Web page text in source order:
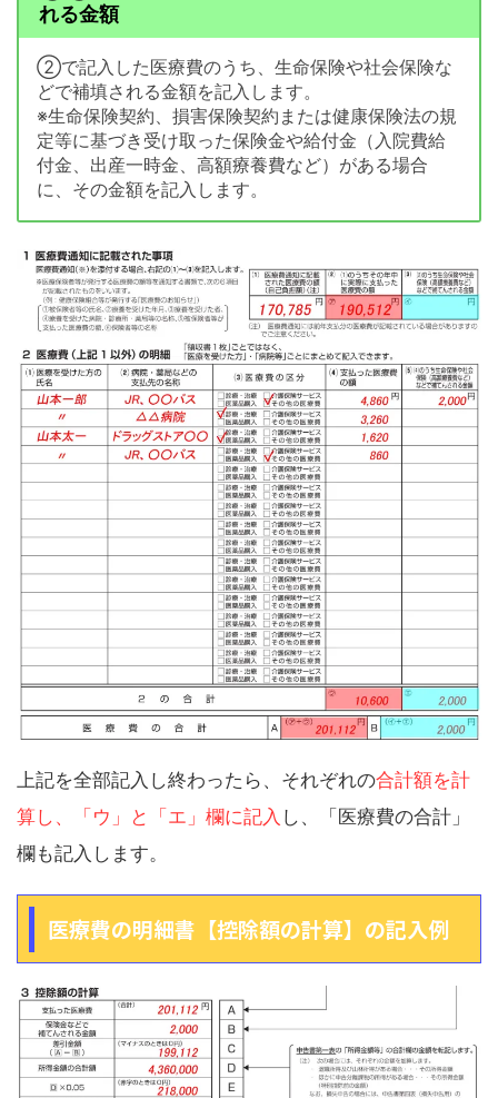
れる金額
②で記入した医療費のうち、生命保険や社会保険な
どで補填される金額を記入します。
※生命保険契約、損害保険契約または健康保険法の規
定等に基づき受け取った保険金や給付金（入院費給
付金、出産一時金、高額療養費など）がある場合
に、その金額を記入します。
上記を全部記入し終わったら、それぞれの合計額を計
算し、「ウ」と「エ」欄に記入 し、「医療費の合計」
欄も記入します。
医療費の明細書【控除額の計算】の記入例